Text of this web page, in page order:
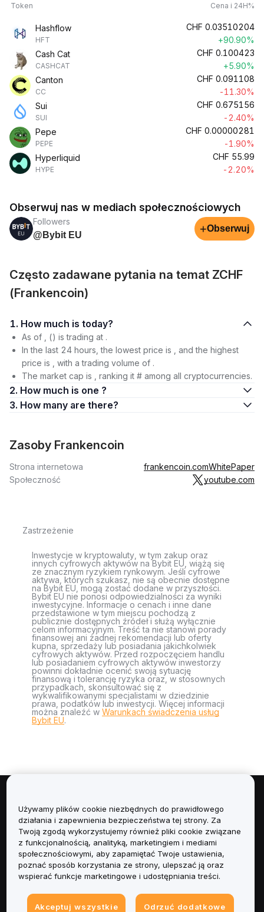
Token Cena i 24H%
Hashflow
HFT
CHF 0.03510204
+90.90%
Cash Cat
CASHCAT
CHF 0.100423
+5.90%
Canton
CC
CHF 0.091108
-11.30%
Sui
SUI
CHF 0.675156
-2.40%
Pepe
PEPE
CHF 0.00000281
-1.90%
Hyperliquid
HYPE
CHF 55.99
-2.20%
Obserwuj nas w mediach społecznościowych
Followers
@Bybit EU
+Obserwuj
Często zadawane pytania na temat ZCHF
(Frankencoin)
1. How much is today?
As of , () is trading at .
In the last 24 hours, the lowest price is , and the highest
price is , with a trading volume of .
The market cap is , ranking it # among all cryptocurrencies.
2. How much is one ?
3. How many are there?
Zasoby Frankencoin
Strona internetowa frankencoin.comWhitePaper
Społeczność
youtube.com
Zastrzeżenie
Inwestycje w kryptowaluty, w tym zakup oraz
innych cyfrowych aktywów na Bybit EU, wiążą się
ze znacznym ryzykiem rynkowym. Jeśli cyfrowe
aktywa, których szukasz, nie są obecnie dostępne
na Bybit EU, mogą zostać dodane w przyszłości.
Bybit EU nie ponosi odpowiedzialności za wyniki
inwestycyjne. Informacje o cenach i inne dane
przedstawione w tym miejscu pochodzą z
publicznie dostępnych źródeł i służą wyłącznie
celom informacyjnym. Treść ta nie stanowi porady
finansowej ani żadnej rekomendacji lub oferty
kupna, sprzedaży lub posiadania jakichkolwiek
cyfrowych aktywów. Przed rozpoczęciem handlu
lub posiadaniem cyfrowych aktywów inwestorzy
powinni dokładnie ocenić swoją sytuację
finansową i tolerancję ryzyka oraz, w stosownych
przypadkach, skonsultować się z
wykwalifikowanymi specjalistami w dziedzinie
prawa, podatków lub inwestycji. Więcej informacji
można znaleźć w Warunkach świadczenia usług
Bybit EU.
Informacje
Usługi
Obsługa Klienta
Używamy plików cookie niezbędnych do prawidłowego
działania i zapewnienia bezpieczeństwa tej strony. Za
Twoją zgodą wykorzystujemy również pliki cookie związane
z funkcjonalnością, analityką, marketingiem i mediami
społecznościowymi, aby zapamiętać Twoje ustawienia,
poznać sposób korzystania ze strony, ulepszać ją oraz
wspierać funkcje marketingowe i udostępniania treści.
Akceptuj wszystkie Odrzuć dodatkowe